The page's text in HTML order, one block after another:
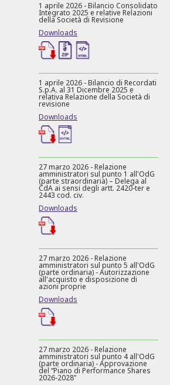
1 aprile 2026 - Bilancio Consolidato
Integrato 2025 e relative Relazioni
della Società di Revisione
Downloads
1 aprile 2026 - Bilancio di Recordati
S.p.A. al 31 Dicembre 2025 e
relativa Relazione della Società di
revisione
Downloads
27 marzo 2026 - Relazione
amministratori sul punto 1 all'OdG
(parte straordinaria) – Delega al
CdA ai sensi degli artt. 2420-ter e
2443 cod. civ.
Downloads
27 marzo 2026 - Relazione
amministratori sul punto 5 all'OdG
(parte ordinaria) - Autorizzazione
all'acquisto e disposizione di
azioni proprie
Downloads
27 marzo 2026 - Relazione
amministratori sul punto 4 all'OdG
(parte ordinaria) - Approvazione
del “Piano di Performance Shares
2026-2028”